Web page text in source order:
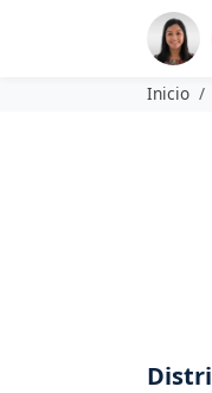
Inicio